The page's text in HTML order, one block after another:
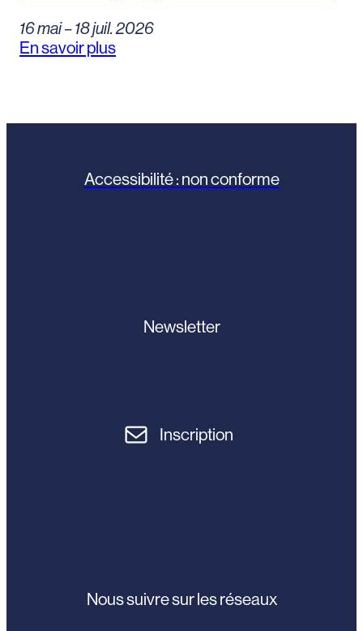
16 mai – 18 juil. 2026
En savoir plus
Accessibilité : non conforme
Newsletter
Inscription
Nous suivre sur les réseaux